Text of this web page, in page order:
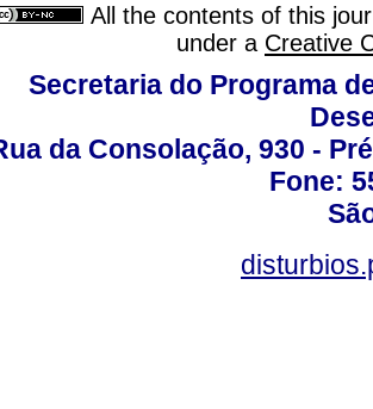
All the contents of this
under a Creative
Secretaria do Programa
da Consolação, 930 -
Fone: